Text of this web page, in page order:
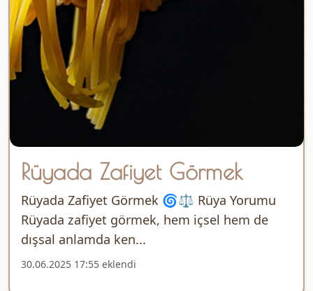
Rüyada Zafiyet Görmek
Rüyada Zafiyet Görmek 🌀⚖️ Rüya Yorumu
Rüyada zafiyet görmek, hem içsel hem de
dışsal anlamda ken...
30.06.2025 17:55 eklendi